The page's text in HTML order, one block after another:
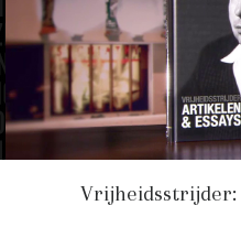
Vrijheidsstrijder: